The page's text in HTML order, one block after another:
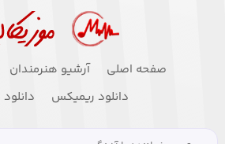
صفحه اصلی آرشیو هنرمندان
دانلود ریمیکس